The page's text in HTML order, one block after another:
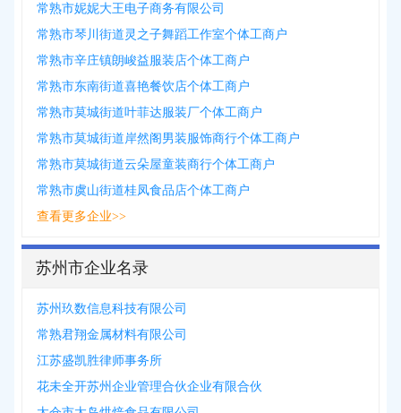
常熟市妮妮大王电子商务有限公司
常熟市琴川街道灵之子舞蹈工作室个体工商户
常熟市辛庄镇朗峻益服装店个体工商户
常熟市东南街道喜艳餐饮店个体工商户
常熟市莫城街道叶菲达服装厂个体工商户
常熟市莫城街道岸然阁男装服饰商行个体工商户
常熟市莫城街道云朵屋童装商行个体工商户
常熟市虞山街道桂凤食品店个体工商户
查看更多企业>>
苏州市企业名录
苏州玖数信息科技有限公司
常熟君翔金属材料有限公司
江苏盛凯胜律师事务所
花未全开苏州企业管理合伙企业有限合伙